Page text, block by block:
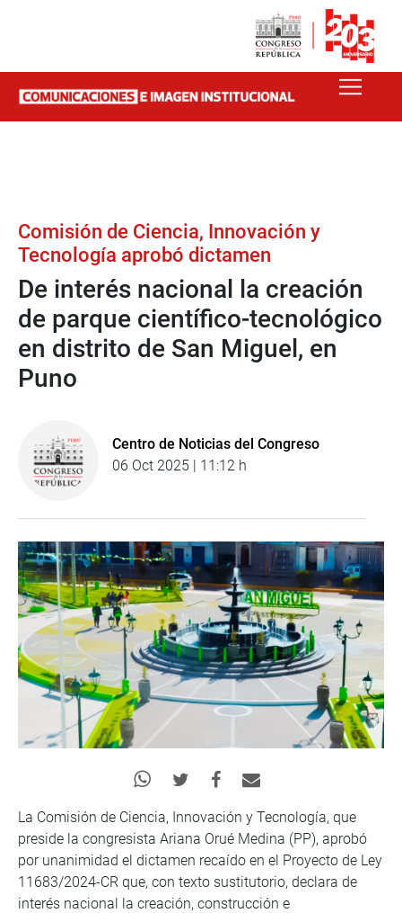
Comisión de Ciencia, Innovación y
Tecnología aprobó dictamen
De interés nacional la creación
de parque científico-tecnológico
en distrito de San Miguel, en
Puno
Centro de Noticias del Congreso
06 Oct 2025 | 11:12 h
La Comisión de Ciencia, Innovación y Tecnología, que
preside la congresista Ariana Orué Medina (PP), aprobó
por unanimidad el dictamen recaído en el Proyecto de Ley
11683/2024-CR que, con texto sustitutorio, declara de
interés nacional la creación, construcción e